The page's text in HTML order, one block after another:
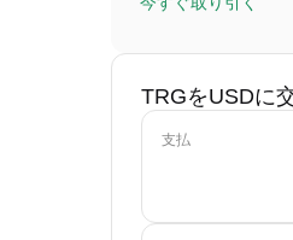
TRGをUSDに
支払